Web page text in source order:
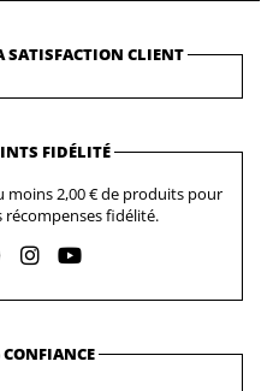
SATISFACTION CLIENT
FIDÉLITÉ
2,00 € de produits pour
fidélité.